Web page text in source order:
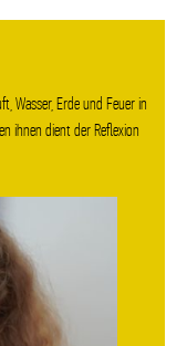
Wasser, Erde und Feuer in
ihnen dient der Reflexion